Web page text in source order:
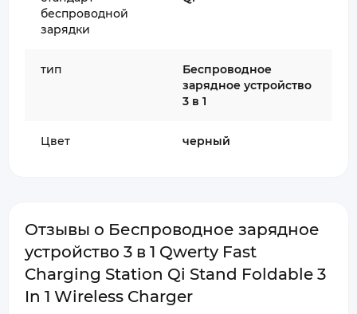
беспроводной
зарядки
тип
Беспроводное
зарядное устройство
3 в 1
Цвет черный
Отзывы о Беспроводное зарядное
устройство 3 в 1 Qwerty Fast
Charging Station Qi Stand Foldable 3
In 1 Wireless Charger